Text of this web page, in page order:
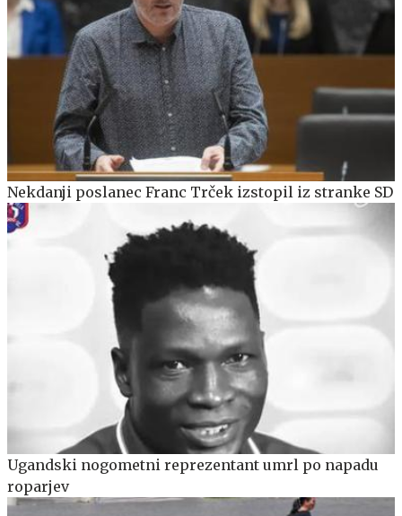
Nekdanji poslanec Franc Trček izstopil iz stranke SD
Ugandski nogometni reprezentant umrl po napadu
roparjev